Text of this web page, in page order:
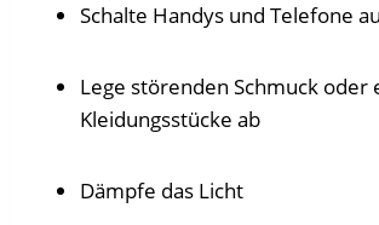
Schalte Handys und Telefone
Lege störenden Schmuck oder
Kleidungsstücke ab
Dämpfe das Licht